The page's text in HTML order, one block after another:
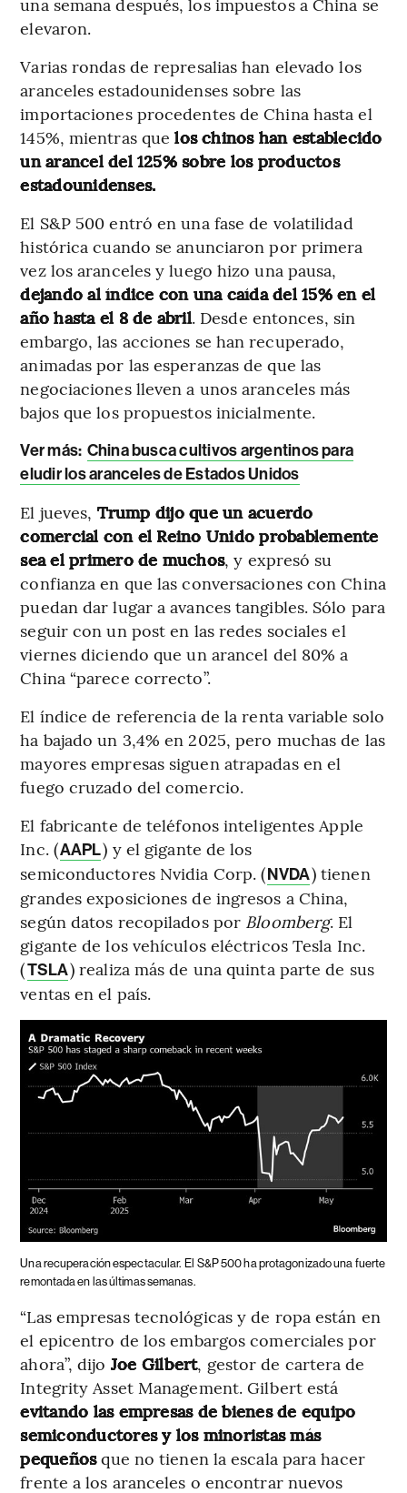
elevaron.
Varias rondas de represalias han elevado los
aranceles estadounidenses sobre las
importaciones procedentes de China hasta el
145%, mientras quelos chinos han establecido
un arancel del 125% sobre los productos
estadounidenses.
El S&P 500 entró en una fase de volatilidad
histórica cuando se anunciaron por primera
vez los aranceles y luego hizo una pausa,
dejando al índice con una caída del 15% en el
año hasta el 8 de abril. Desde entonces, sin
embargo, las acciones se han recuperado,
animadas por las esperanzas de que las
negociaciones lleven a unos aranceles más
bajos que los propuestos inicialmente.
Ver más: China busca cultivos argentinos para
eludir los aranceles de Estados Unidos
El jueves, Trump dijo que un acuerdo
comercial con el Reino Unido probablemente
sea el primero de muchos, y expresó su
confianza en que las conversaciones con China
puedan dar lugar a avances tangibles. Sólo para
seguir con un post en las redes sociales el
viernes diciendo que un arancel del 80% a
China “parece correcto”.
El índice de referencia de la renta variable solo
ha bajado un 3,4% en 2025, pero muchas de las
mayores empresas siguen atrapadas en el
fuego cruzado del comercio.
El fabricante de teléfonos inteligentes Apple
Inc. (AAPL) y el gigante de los
semiconductores Nvidia Corp. (NVDA) tienen
grandes exposiciones de ingresos a China,
según datos recopilados por Bloomberg. El
gigante de los vehículos eléctricos Tesla Inc.
(TSLA) realiza más de una quinta parte de sus
ventas en el país.
Una recuperación espectacular. El S&P 500 ha protagonizado una fuerte
remontada en las últimas semanas.
“Las empresas tecnológicas y de ropa están en
el epicentro de los embargos comerciales por
ahora”, dijo Joe Gilbert, gestor de cartera de
Integrity Asset Management. Gilbert está
evitando las empresas de bienes de equipo
semiconductores y los minoristas más
pequeñosque no tienen la escala para hacer
frente a los aranceles o encontrar nuevos